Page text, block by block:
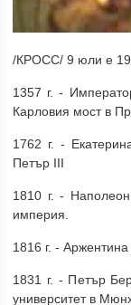
/КРОСС/ 9 юли е
1357 г. -
Карловия мост в
1762 г. -
Петър III
1810 г. -
империя.
1816 г. -
1831 г. - Петър
университет в